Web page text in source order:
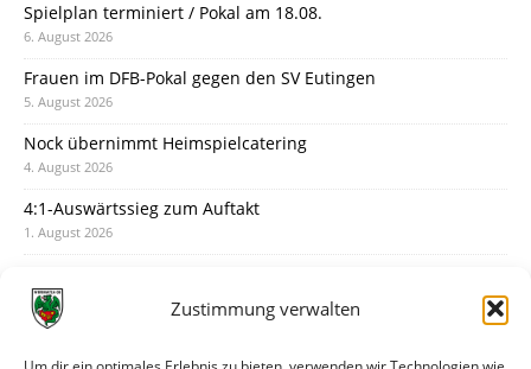
Zustimmung verwalten
Spielplan terminiert / Pokal am 18.08.
6. August 2026
Frauen im DFB-Pokal gegen den SV Eutingen
5. August 2026
Nock übernimmt Heimspielcatering
4. August 2026
4:1-Auswärtssieg zum Auftakt
1. August 2026
31. Juli 2026
30. Juli 2026